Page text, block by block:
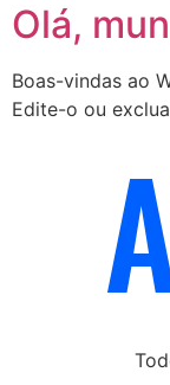
Olá,
Boas-vindas ao
Edite-o ou